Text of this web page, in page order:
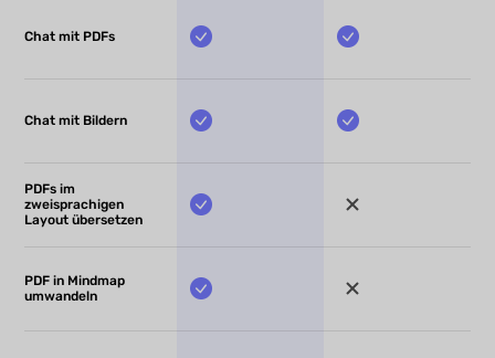
Chat mit PDFs
Chat mit Bildern
PDFs im
zweisprachigen
Layout übersetzen
PDF in Mindmap
umwandeln